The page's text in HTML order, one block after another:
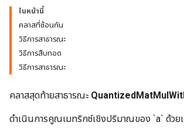
ในหน้านี้
คลาสที่ซ้อนกัน
วิธีการสาธารณะ
วิธีการสืบทอด
วิธีการสาธารณะ
คลาสสุดท้ายสาธารณะ
ดำเนินการคูณเมทริกซ์เชิงปริมาณของ `a` ด้ว